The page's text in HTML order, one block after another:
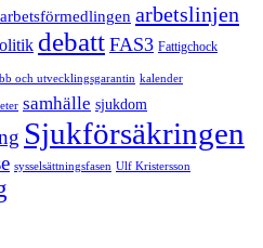
arbetsförmedlingen arbetslinjen
debatt FAS3 Fattigchock
och utvecklingsgarantin kalender
samhälle sjukdom
Sjukförsäkringen
sysselsättningsfasen Ulf Kristersson